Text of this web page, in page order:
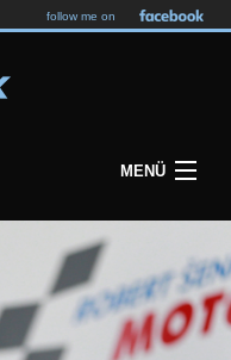
follow me on
MENÜ